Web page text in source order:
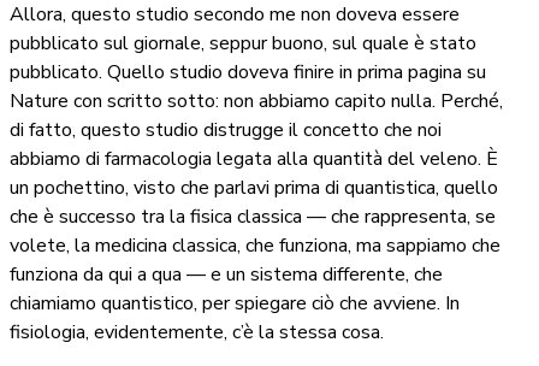
Allora, questo studio secondo me non doveva essere
pubblicato sul giornale, seppur buono, sul quale è stato
pubblicato. Quello studio doveva finire in prima pagina su
Nature con scritto sotto: non abbiamo capito nulla. Perché,
di fatto, questo studio distrugge il concetto che noi
abbiamo di farmacologia legata alla quantità del veleno. È
un pochettino, visto che parlavi prima di quantistica, quello
che è successo tra la fisica classica — che rappresenta, se
volete, la medicina classica, che funziona, ma sappiamo che
funziona da qui a qua — e un sistema differente, che
chiamiamo quantistico, per spiegare ciò che avviene. In
fisiologia, evidentemente, c’è la stessa cosa.